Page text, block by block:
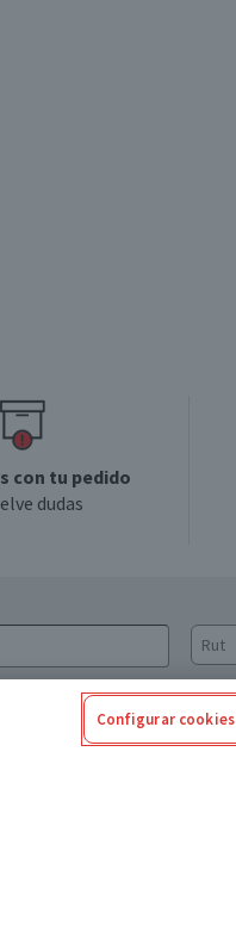
con tu pedido
dudas
Configurar cookies